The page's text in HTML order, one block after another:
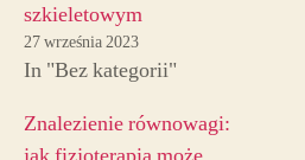
szkieletowym
27 września 2023
In "Bez kategorii"
Znalezienie równowagi: